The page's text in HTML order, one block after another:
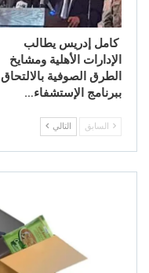
كامل إدريس يطالب
الإدارات الأهلية ومشايخ
الطرق الصوفية بالالتحاق
ببرنامج الإستشفاء…
السابق التالي